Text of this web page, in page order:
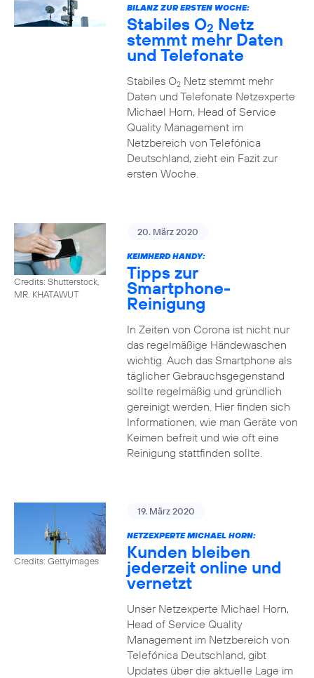
BILANZ ZUR ERSTEN WOCHE:
Stabiles O2 Netz
stemmt mehr Daten
und Telefonate
Stabiles O2Netz stemmt mehr
Daten und Telefonate Netzexperte
Michael Horn, Head of Service
Quality Management im
Netzbereich von Telefónica
Deutschland, zieht ein Fazit zur
ersten Woche.
Credits: Shutterstock,
MR. KHATAWUT
20. März 2020
KEIMHERD HANDY:
Tipps zur
Smartphone-
Reinigung
In Zeiten von Corona ist nicht nur
das regelmäßige Händewaschen
wichtig. Auch das Smartphone als
täglicher Gebrauchsgegenstand
sollte regelmäßig und gründlich
gereinigt werden. Hier finden sich
Informationen, wie man Geräte von
Keimen befreit und wie oft eine
Reinigung stattfinden sollte.
Credits: Gettyimages
19. März 2020
NETZEXPERTE MICHAEL HORN:
Kunden bleiben
jederzeit online und
vernetzt
Unser Netzexperte Michael Horn,
Head of Service Quality
Management im Netzbereich von
Telefónica Deutschland, gibt
Updates über die aktuelle Lage im